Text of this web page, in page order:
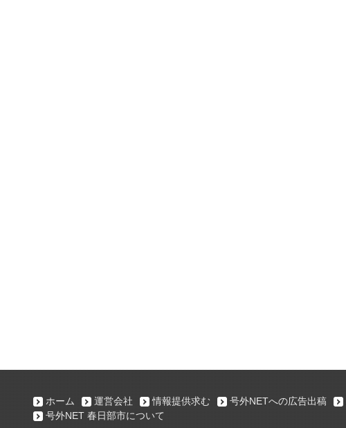
ホーム 運営会社 情報提供求む 号外NETへの広告出稿
号外NET 春日部市について